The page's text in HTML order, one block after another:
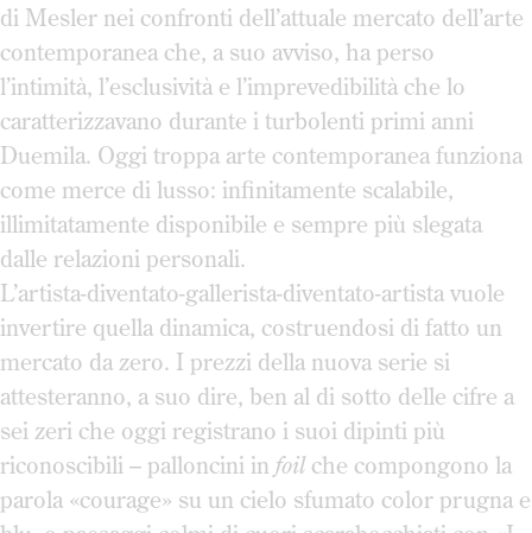
di Mesler nei confronti dell’attuale mercato dell’arte
contemporanea che, a suo avviso, ha perso
l’intimità, l’esclusività e l’imprevedibilità che lo
caratterizzavano durante i turbolenti primi anni
Duemila. Oggi troppa arte contemporanea funziona
come merce di lusso: infinitamente scalabile,
illimitatamente disponibile e sempre più slegata
dalle relazioni personali.
L’artista-diventato-gallerista-diventato-artista vuole
invertire quella dinamica, costruendosi di fatto un
mercato da zero. I prezzi della nuova serie si
attesteranno, a suo dire, ben al di sotto delle cifre a
sei zeri che oggi registrano i suoi dipinti più
riconoscibili – palloncini in foilche compongono la
parola «courage» su un cielo sfumato color prugna e